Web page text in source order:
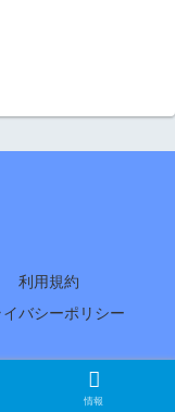
利用規約
イバシーポリシー
森から～
情報